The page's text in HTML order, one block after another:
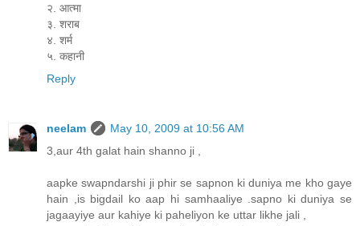
२. आत्मा
३. शराब
४. शर्म
५. कहानी
Reply
neelam
May 10, 2009 at 10:56 AM
3,aur 4th galat hain shanno ji ,
aapke swapndarshi ji phir se sapnon ki duniya me kho gaye
hain ,is bigdail ko aap hi samhaaliye .sapno ki duniya se
jagaayiye aur kahiye ki paheliyon ke uttar likhe jali ,